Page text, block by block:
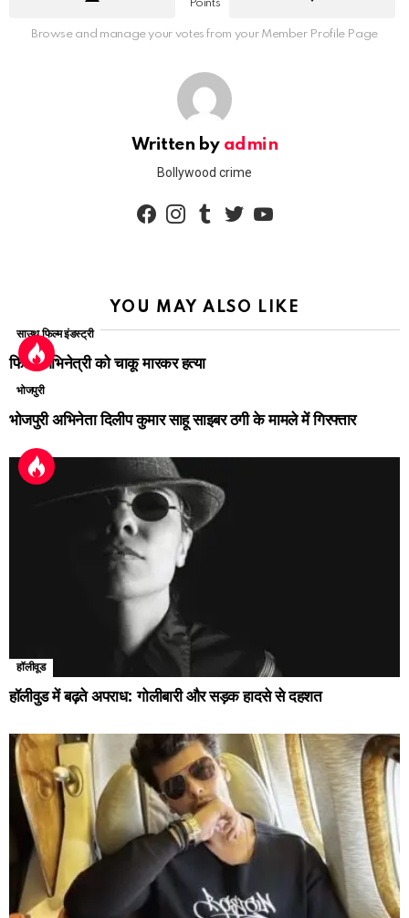
Points
Browse and manage your votes from your Member Profile Page
Written by admin
Bollywood crime
facebookinstagram
YOU MAY ALSO LIKE
साउथ फिल्म इंडस्ट्री
फिल्म अभिनेत्री को चाकू मारकर हत्या
भोजपुरी
भोजपुरी अभिनेता दिलीप कुमार साहू साइबर ठगी के मामले में गिरफ्तार
हॉलीवूड
हॉलीवुड में बढ़ते अपराध: गोलीबारी और सड़क हादसे से दहशत